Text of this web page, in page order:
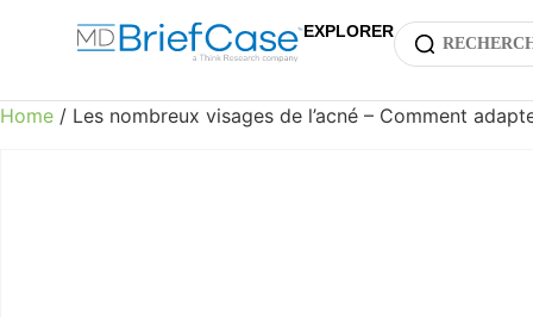
EXPLORER
Home / Les nombreux visages de l’acné – Comment